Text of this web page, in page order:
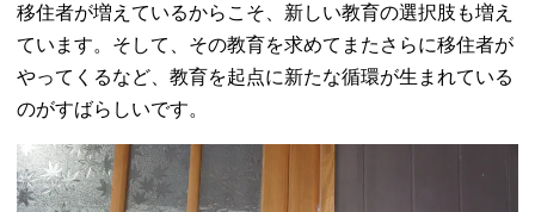
移住者が増えているからこそ、新しい教育の選択肢も増え
ています。そして、その教育を求めてまたさらに移住者が
やってくるなど、教育を起点に新たな循環が生まれている
のがすばらしいです。